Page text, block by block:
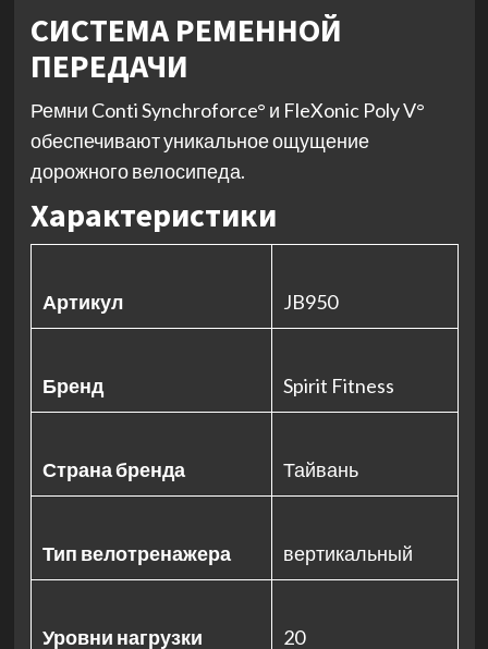
СИСТЕМА РЕМЕННОЙ
ПЕРЕДАЧИ
Ремни Conti Synchroforce° и FleXonic Poly V°
обеспечивают уникальное ощущение
дорожного велосипеда.
Характеристики
Артикул JB950
Бренд Spirit Fitness
Страна бренда Тайвань
Тип велотренажера вертикальный
Уровни нагрузки 20